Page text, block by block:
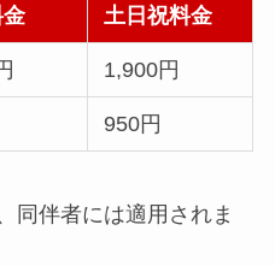
土日祝料金
1,900円
950円
同伴者には適用されま